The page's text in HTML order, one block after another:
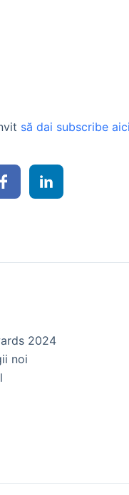
să dai subscribe aici
2024
noi